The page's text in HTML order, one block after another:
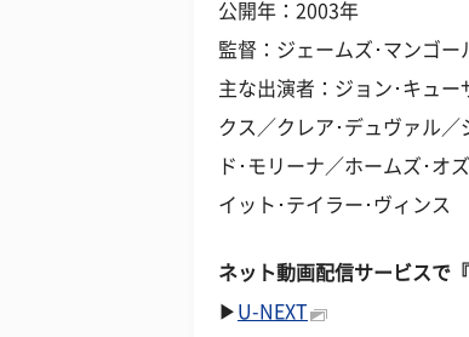
公開年：2003年
監督：ジェームズ･マンゴー
主な出演者：ジョン･キュ
クス／クレア･デュヴァル／
ド･モリーナ／ホームズ･オ
イット･テイラー･ヴィンス
ネット動画配信サービスで
▶ U-NEXT